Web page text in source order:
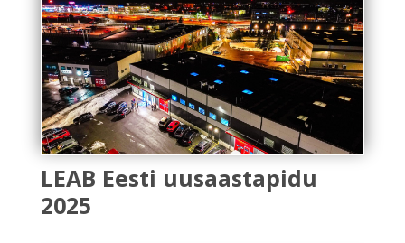
LEAB Eesti uusaastapidu
2025